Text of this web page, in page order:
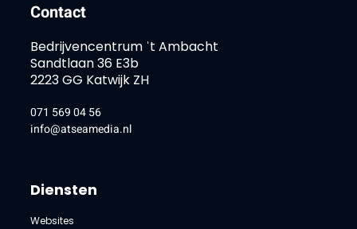
Contact
Bedrijvencentrum ˈt Ambacht
Sandtlaan 36 E3b
2223 GG Katwijk ZH
071 569 04 56
info@atseamedia.nl
Diensten
Websites